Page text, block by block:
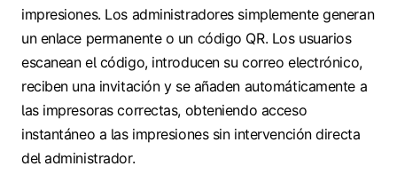
impresiones. Los administradores simplemente generan
un enlace permanente o un código QR. Los usuarios
escanean el código, introducen su correo electrónico,
reciben una invitación y se añaden automáticamente a
las impresoras correctas, obteniendo acceso
instantáneo a las impresiones sin intervención directa
del administrador.